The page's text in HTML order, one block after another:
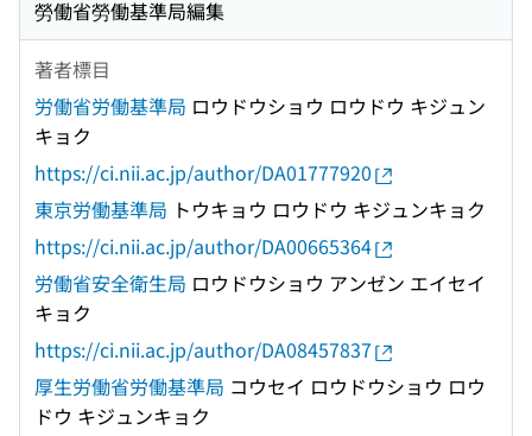
勞働省勞働基準局編集
著者標目
労働省労働基準局 ロウドウショウ ロウドウ キジュン
キョク
https://ci.nii.ac.jp/author/DA01777920
東京労働基準局 トウキョウ ロウドウ キジュンキョク
https://ci.nii.ac.jp/author/DA00665364
労働省安全衛生局 ロウドウショウ アンゼン エイセイ
キョク
https://ci.nii.ac.jp/author/DA08457837
厚生労働省労働基準局 コウセイ ロウドウショウ ロウ
ドウ キジュンキョク